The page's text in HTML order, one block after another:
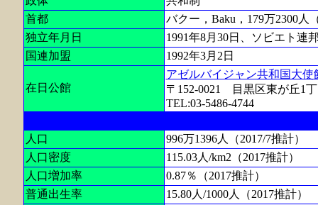
首都
バクー，Baku，179万2300人
独立年月日
1991年8月30日、ソビエト連
国連加盟
1992年3月2日
在日公館
アゼルバイジャン共和国大使
〒152-0021 目黒区東が丘1丁
TEL:03-5486-4744
人口
996万1396人（2017/7推計）
人口密度
115.03人/km2（2017推計）
人口増加率
0.87％（2017推計）
普通出生率
15.80人/1000人（2017推計）